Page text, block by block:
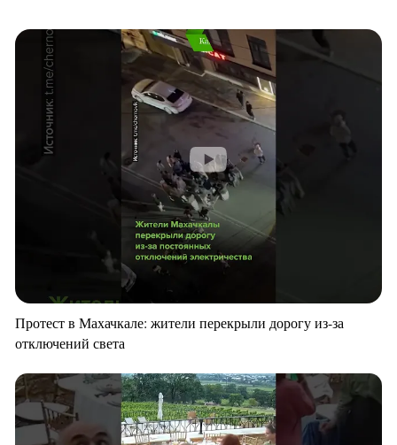
Протест в Махачкале: жители перекрыли дорогу из-за
отключений света